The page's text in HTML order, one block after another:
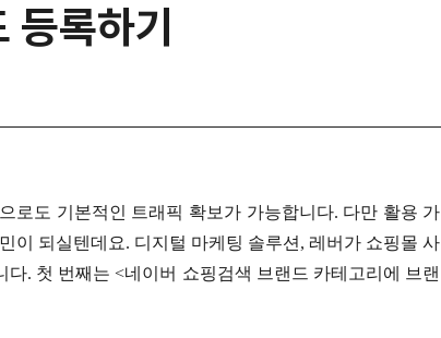
록하기
로도 기본적인 트래픽 확보가 가능합니다. 다만 활용 가
이 되실텐데요. 디지털 마케팅 솔루션, 레버가 쇼핑몰 사
. 첫 번째는 <네이버 쇼핑검색 브랜드 카테고리에 브랜